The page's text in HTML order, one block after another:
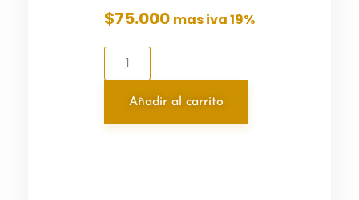
$75.000 mas iva 19%
Añadir al carrito